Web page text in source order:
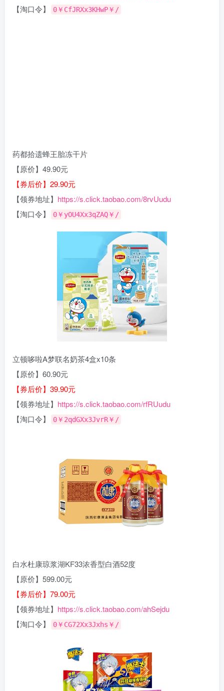
【淘口令】
0￥CfJRXx3KHwP￥/
药都拾遗蜂王胎冻干片
【原价】49.90元
【券后价】29.90元
【领券地址】 https://s.click.taobao.com/8rvUudu
【淘口令】
0￥yOU4Xx3qZAQ￥/
立顿哆啦A梦联名奶茶4盒x10条
【原价】60.90元
【券后价】39.90元
【领券地址】 https://s.click.taobao.com/rfRUudu
【淘口令】
0￥2qdGXx3JvrR￥/
白水杜康琼浆湖KF33浓香型白酒52度
【原价】599.00元
【券后价】79.00元
【领券地址】 https://s.click.taobao.com/ahSejdu
【淘口令】
0￥CG72Xx3Jxhs￥/